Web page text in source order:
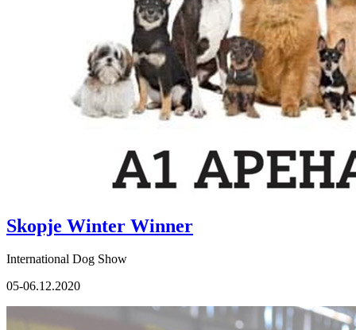
Skopje Winter Winner
International Dog Show
05-06.12.2020